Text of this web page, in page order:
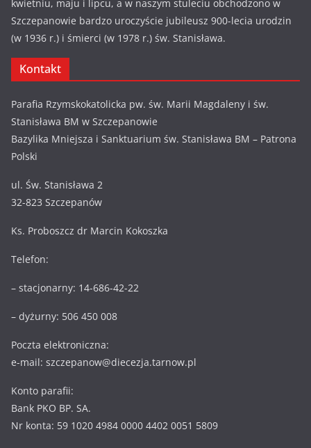
kwietniu, maju i lipcu, a w naszym stuleciu obchodzono w
Szczepanowie bardzo uroczyście jubileusz 900-lecia urodzin
(w 1936 r.) i śmierci (w 1978 r.) św. Stanisława.
Kontakt
Parafia Rzymskokatolicka pw. św. Marii Magdaleny i św.
Stanisława BM w Szczepanowie
Bazylika Mniejsza i Sanktuarium św. Stanisława BM – Patrona
Polski
ul. Św. Stanisława 2
32-823 Szczepanów
Ks. Proboszcz dr Marcin Kokoszka
Telefon:
– stacjonarny: 14-686-42-22
– dyżurny: 506 450 008
Poczta elektroniczna:
e-mail: szczepanow@diecezja.tarnow.pl
Konto parafii:
Bank PKO BP. SA.
Nr konta: 59 1020 4984 0000 4402 0051 5809